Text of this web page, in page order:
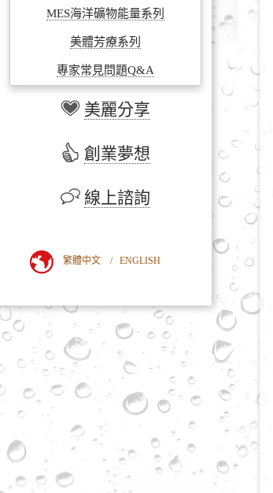
MES海洋礦物能量系列
美體芳療系列
專家常見問題Q&A
美麗分享
創業夢想
線上諮詢
繁體中文 /ENGLISH